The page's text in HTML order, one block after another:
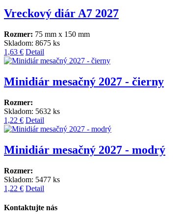
Vreckový diár A7 2027
Rozmer: 75 mm x 150 mm
Skladom: 8675 ks
1,63 € Detail
Minidiár mesačný 2027 - čierny
Rozmer:
Skladom: 5632 ks
1,22 € Detail
Minidiár mesačný 2027 - modrý
Rozmer:
Skladom: 5477 ks
1,22 € Detail
Kontaktujte nás